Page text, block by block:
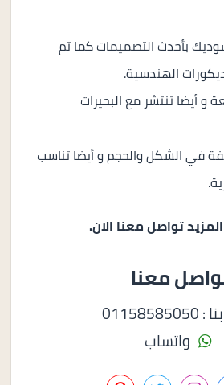
بأحدث التصميمات كما تم
الهندسية.
أيضا تنتشر مع البحيرات
في الشكل والحجم و أيضا تناسب
تواصل معنا الان.
معنا
واتساب